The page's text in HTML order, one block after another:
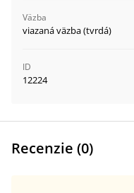
Väzba
viazaná väzba (tvrdá)
ID
12224
Recenzie (0)